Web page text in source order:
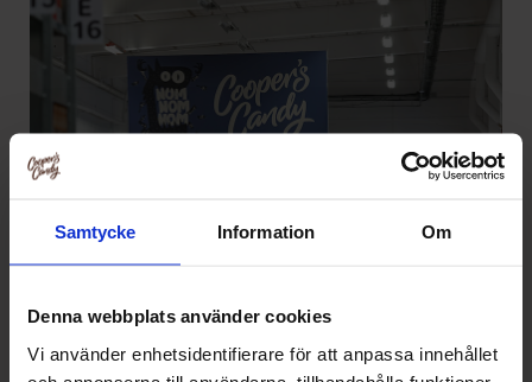
Samtycke Information Om
Denna webbplats använder cookies
Vi använder enhetsidentifierare för att anpassa innehållet